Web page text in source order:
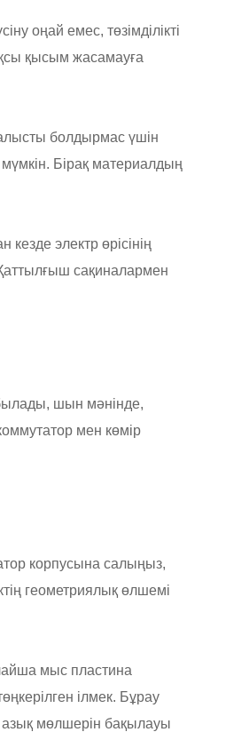
оңай емес, төзімділікті
қысым жасамауға
болдырмас үшін
Бірақ материалдың
кезде электр өрісінің
сақиналармен
шын мәнінде,
мен көмір
корпусына салыңыз,
геометриялық өлшемі
мыс пластина
ілмек. Бұрау
азық мөлшерін бақылауы